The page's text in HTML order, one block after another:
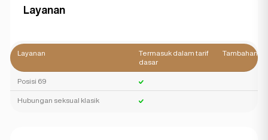
Layanan
Layanan
Termasuk dalam tarif
dasar
Tambahan
Posisi 69
Hubungan seksual klasik